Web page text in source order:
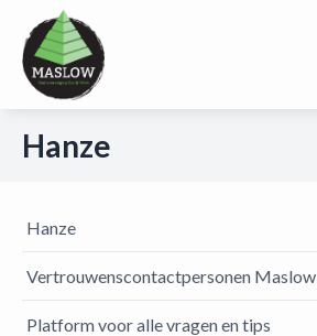
Hanze
Hanze
Vertrouwenscontactpersonen Maslow
Platform voor alle vragen en tips